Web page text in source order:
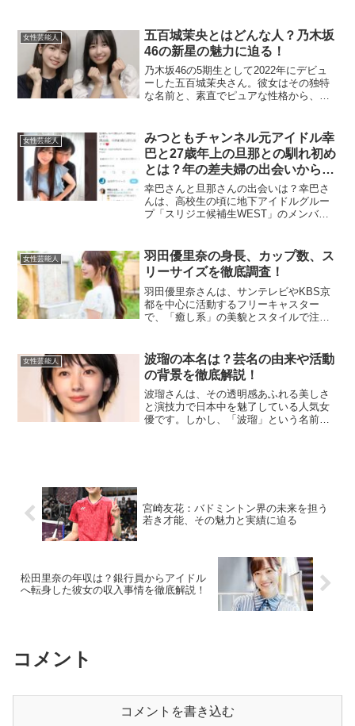
じて、高石あかりさんの魅力を存分に感
じていただける内容をお届...
女性芸能人
五百城茉央とはどんな人？乃木坂
46の新星の魅力に迫る！
乃木坂46の5期生として2022年にデビュ
ーした五百城茉央さん。彼女はその独特
な名前と、素直でピュアな性格から、フ
は、五百城茉央さんのプロフィールや性
格、趣味や名前の由...
女性芸能人
みつともチャンネル元アイドル幸
巴と27歳年上の旦那との馴れ初め
とは？年の差夫婦の出会いから結
婚まで
幸巴さんと旦那さんの出会いは？幸巴さ
んは、高校生の頃に地下アイドルグルー
プ「スリジエ候補生WEST」のメンバー
ーマンスで多くのファンを魅了していま
した。一方、光雄さんは...
女性芸能人
羽田優里奈の身長、カップ数、ス
リーサイズを徹底調査！
羽田優里奈さんは、サンテレビやKBS京
都を中心に活動するフリーキャスター
で、「癒し系」の美貌とスタイルで注目
詳しくお伝えします。羽田優里奈の身長
は？羽田優里奈さんの身長...
女性芸能人
波瑠の本名は？芸名の由来や活動
の背景を徹底解説！
波瑠さんは、その透明感あふれる美しさ
と演技力で日本中を魅了している人気女
優です。しかし、「波瑠」という名前は
宮崎友花：バドミントン界の未来を担う
若き才能、その魅力と実績に迫る
松田里奈の年収は？銀行員からアイドル
へ転身した彼女の収入事情を徹底解説！
コメント
コメントを書き込む